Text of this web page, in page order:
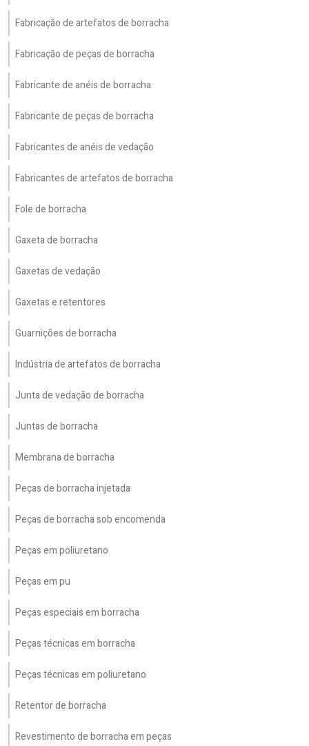
Fabricação de artefatos de borracha
Fabricação de peças de borracha
Fabricante de anéis de borracha
Fabricante de peças de borracha
Fabricantes de anéis de vedação
Fabricantes de artefatos de borracha
Fole de borracha
Gaxeta de borracha
Gaxetas de vedação
Gaxetas e retentores
Guarnições de borracha
Indústria de artefatos de borracha
Junta de vedação de borracha
Juntas de borracha
Membrana de borracha
Peças de borracha injetada
Peças de borracha sob encomenda
Peças em poliuretano
Peças em pu
Peças especiais em borracha
Peças técnicas em borracha
Peças técnicas em poliuretano
Retentor de borracha
Revestimento de borracha em peças